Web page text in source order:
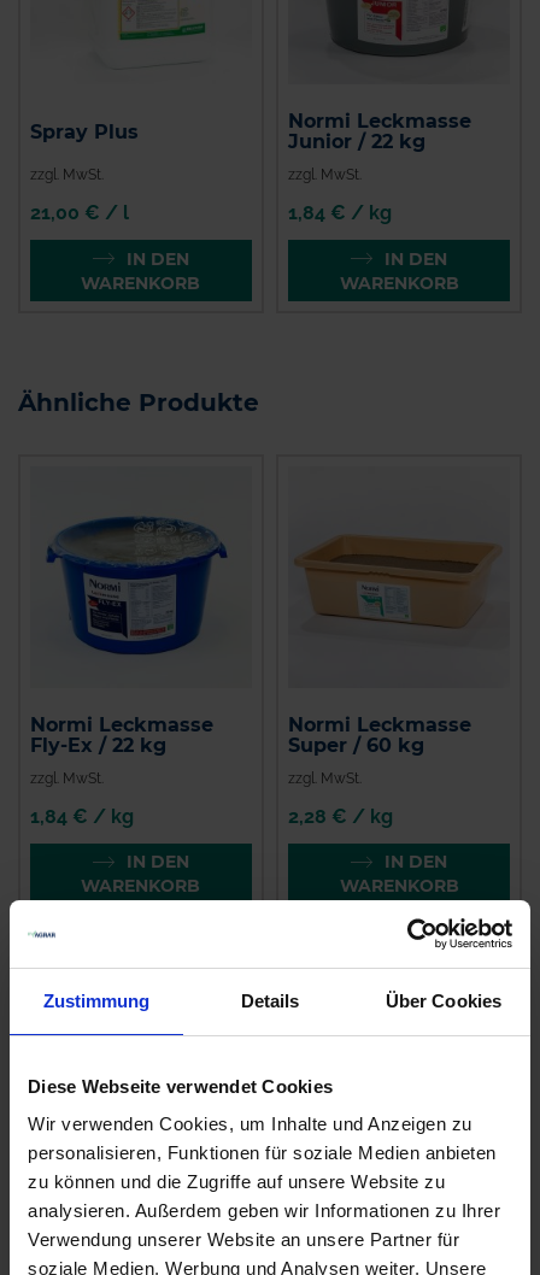
Zustimmung Details Über Cookies
Diese Webseite verwendet Cookies
Wir verwenden Cookies, um Inhalte und Anzeigen zu
personalisieren, Funktionen für soziale Medien anbieten
zu können und die Zugriffe auf unsere Website zu
analysieren. Außerdem geben wir Informationen zu Ihrer
Verwendung unserer Website an unsere Partner für
soziale Medien, Werbung und Analysen weiter. Unsere
Spray Plus
zzgl. MwSt.
21,00 € / l
IN DEN
WARENKORB
Normi Leckmasse
Junior / 22 kg
zzgl. MwSt.
1,84 € / kg
IN DEN
WARENKORB
Ähnliche Produkte
Normi Leckmasse
Fly-Ex / 22 kg
zzgl. MwSt.
1,84 € / kg
IN DEN
WARENKORB
Normi Leckmasse
Super / 60 kg
zzgl. MwSt.
2,28 € / kg
IN DEN
WARENKORB
Normi Leckmasse
Super / 25 kg
Normi Leckmasse
Basis Big / 100 kg